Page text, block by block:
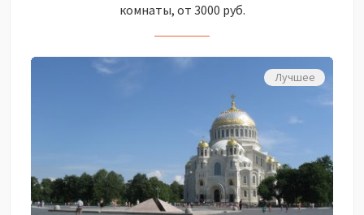
комнаты, от 3000 руб.
Лучшее